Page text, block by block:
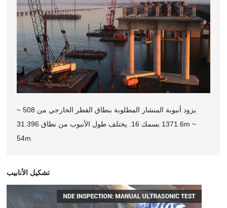
يزود أنبوبة المنشار المطلوبة بنطاق القطر الخارجي من 508 ~
1371.6 بسمك 16. يختلف طول الأنبوب من نطاق 31.396m ~
54m.
تشكيل الأنابيب